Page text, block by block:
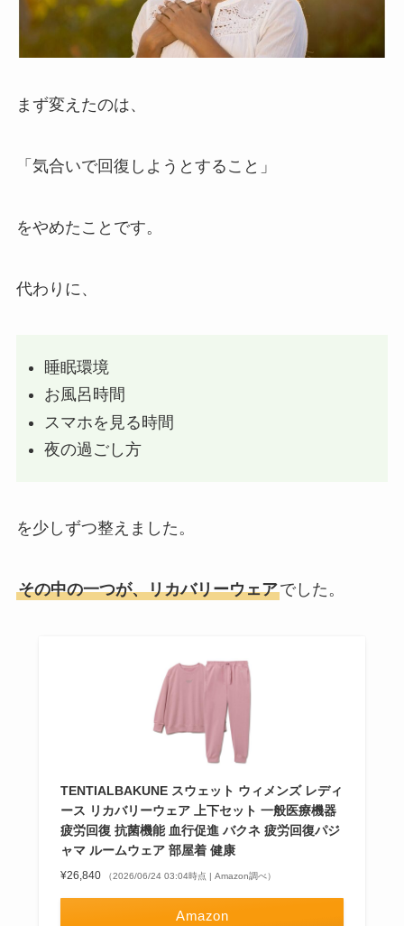
まず変えたのは、
「気合いで回復しようとすること」
をやめたことです。
代わりに、
睡眠環境
お風呂時間
スマホを見る時間
夜の過ごし方
を少しずつ整えました。
その中の一つが、リカバリーウェアでした。
TENTIALBAKUNE スウェット ウィメンズ レディ
ース リカバリーウェア 上下セット 一般医療機器
疲労回復 抗菌機能 血行促進 バクネ 疲労回復パジ
ャマ ルームウェア 部屋着 健康
¥26,840 （2026/06/24 03:04時点 | Amazon調べ）
Amazon